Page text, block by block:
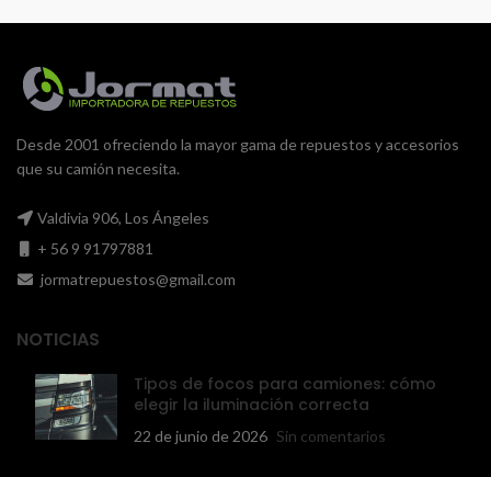
Desde 2001 ofreciendo la mayor gama de repuestos y accesorios
que su camión necesita.
Valdivia 906, Los Ángeles
+ 56 9 91797881
jormatrepuestos@gmail.com
NOTICIAS
Tipos de focos para camiones: cómo
elegir la iluminación correcta
22 de junio de 2026 Sin comentarios